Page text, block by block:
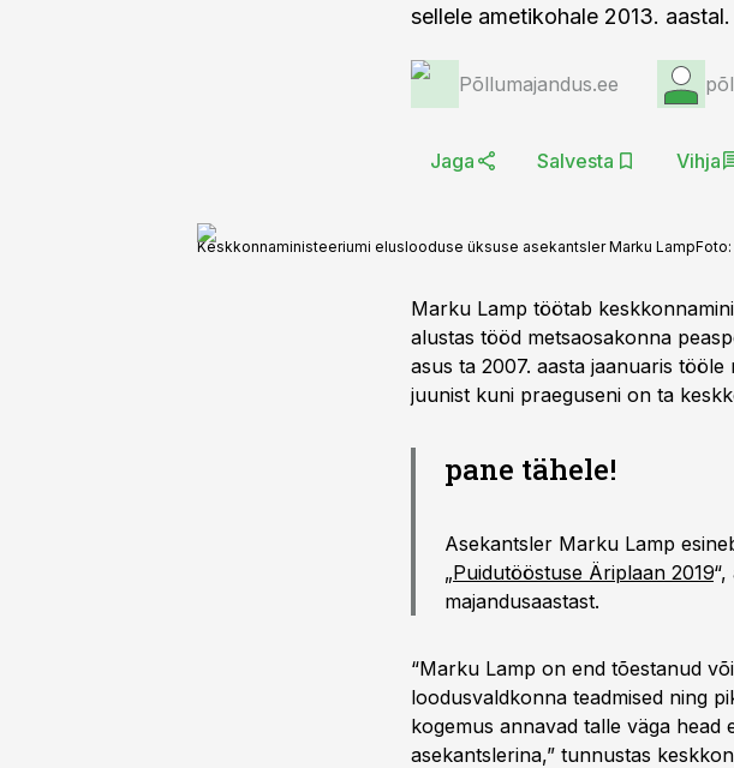
sellele ametikohale 2013. aastal.
Põllumajandus.ee
Jaga Salvesta Vihja
Keskkonnaministeeriumi eluslooduse üksuse asekantsler Marku LampFoto:
Marku Lamp töötab
alustas tööd metsaosakonna
asus ta 2007. aasta jaanuaris
juunist kuni praeguseni on ta
pane tähele!
Asekantsler Marku Lamp
„Puidutööstuse Äriplaan 2019
majandusaastast.
“Marku Lamp on end tõestanud
loodusvaldkonna teadmised ning
kogemus annavad talle väga head
asekantslerina,” tunnustas